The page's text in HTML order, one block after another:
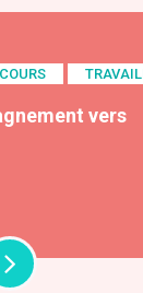
vers